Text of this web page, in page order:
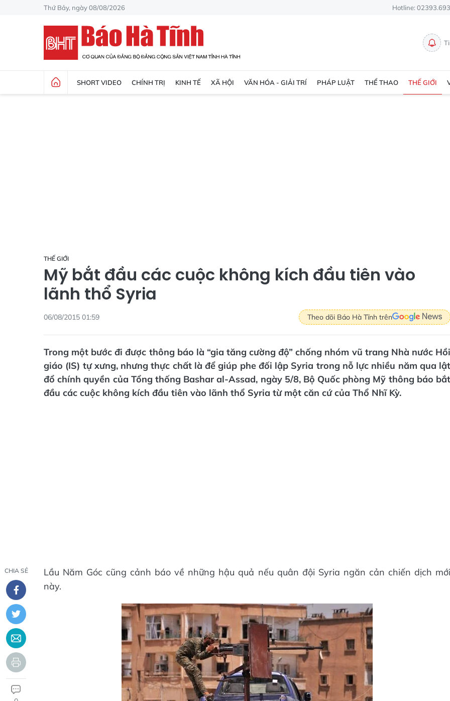
Thứ Bảy, ngày 08/08/2026 Hotline:
SHORT VIDEO CHÍNH TRỊ KINH TẾ XÃ HỘI VĂN HÓA - GIẢI TRÍ PHÁP LUẬT THỂ THAO THẾ GIỚI
THẾ GIỚI
Mỹ bắt đầu các cuộc không kích đầu tiên vào
lãnh thổ Syria
06/08/2015 01:59 Theo dõi Báo Hà Tĩnh trên
Trong một bước đi được thông báo là “gia tăng cường độ” chống nhóm vũ trang Nhà nước Hồi
giáo (IS) tự xưng, nhưng thực chất là để giúp phe đối lập Syria trong nỗ lực nhiều năm qua lật
đổ chính quyền của Tổng thống Bashar al-Assad, ngày 5/8, Bộ Quốc phòng Mỹ thông báo bắt
đầu các cuộc không kích đầu tiên vào lãnh thổ Syria từ một căn cứ của Thổ Nhĩ Kỳ.
CHIA SẺ
Lầu Năm Góc cũng cảnh báo về những hậu quả nếu quân đội Syria ngăn cản chiến dịch mới
này.